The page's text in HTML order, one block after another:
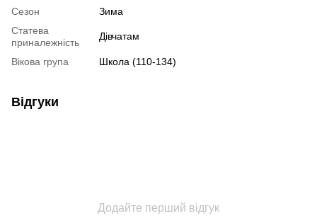
Сезон
Зима
Статева
приналежність
Дівчатам
Вікова група Школа (110-134)
Відгуки
Додайте перший відгук